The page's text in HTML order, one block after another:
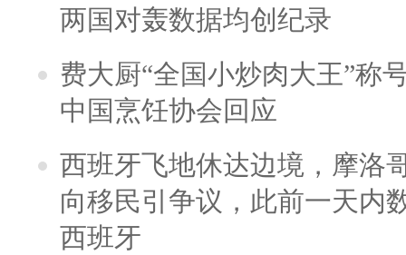
两国对轰数据均创纪录
费大厨“全国小炒肉大王”称
中国烹饪协会回应
西班牙飞地休达边境，摩洛
向移民引争议，此前一天内
西班牙